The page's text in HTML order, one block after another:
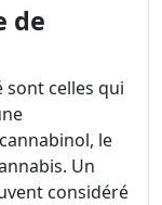
de
sont celles qui
le
Un
considéré